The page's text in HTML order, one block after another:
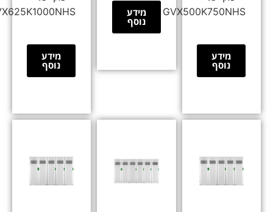
GVX500K750NHS
מידע
נוסף
מידע
נוסף
GVX625K1000NHS
מידע
נוסף